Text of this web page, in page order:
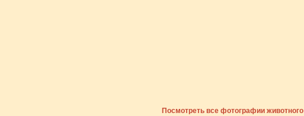
Посмотреть все фотографии животного